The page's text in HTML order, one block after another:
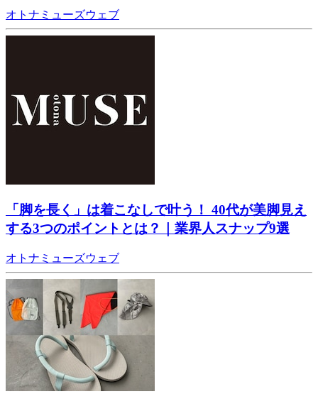
オトナミューズウェブ
「脚を長く」は着こなしで叶う！ 40代が美脚見え
する3つのポイントとは？｜業界人スナップ9選
オトナミューズウェブ